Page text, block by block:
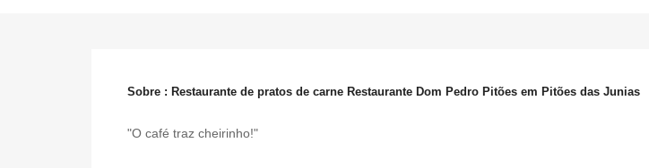
Sobre : Restaurante de pratos de carne Restaurante Dom Pedro Pitões em Pitões das Junias
"O café traz cheirinho!"